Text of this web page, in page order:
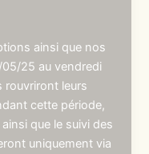
ainsi que nos
25 au vendredi
rouvriront leurs
cette période,
que le suivi des
uniquement via